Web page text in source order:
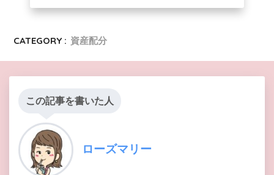
CATEGORY : 資産配分
この記事を書いた人
ローズマリー